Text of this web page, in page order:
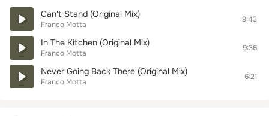
Can't Stand (Original Mix)
Franco Motta
9:43
In The Kitchen (Original Mix)
Franco Motta
9:36
Never Going Back There (Original Mix)
Franco Motta
6:21